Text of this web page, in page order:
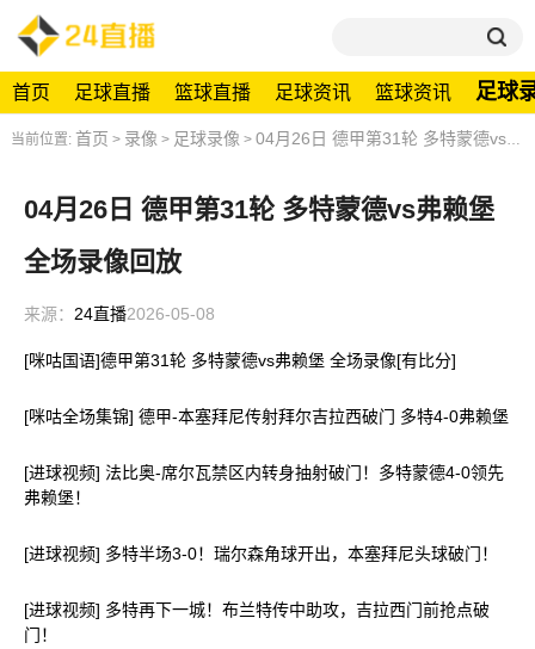
首页 足球直播 篮球直播 足球资讯 篮球资讯 足球
当前位置: 首页 > 录像 > 足球录像 > 04月26日 德甲第31轮 多特蒙德vs弗赖堡 全场录像回放
04月26日 德甲第31轮 多特蒙德vs弗赖堡
全场录像回放
来源： 24直播2026-05-08
[咪咕国语]德甲第31轮 多特蒙德vs弗赖堡 全场录像[有比分]
[咪咕全场集锦] 德甲-本塞拜尼传射拜尔吉拉西破门 多特4-0弗赖堡
[进球视频] 法比奥-席尔瓦禁区内转身抽射破门！多特蒙德4-0领先
弗赖堡！
[进球视频] 多特半场3-0！瑞尔森角球开出，本塞拜尼头球破门！
[进球视频] 多特再下一城！布兰特传中助攻，吉拉西门前抢点破
门！